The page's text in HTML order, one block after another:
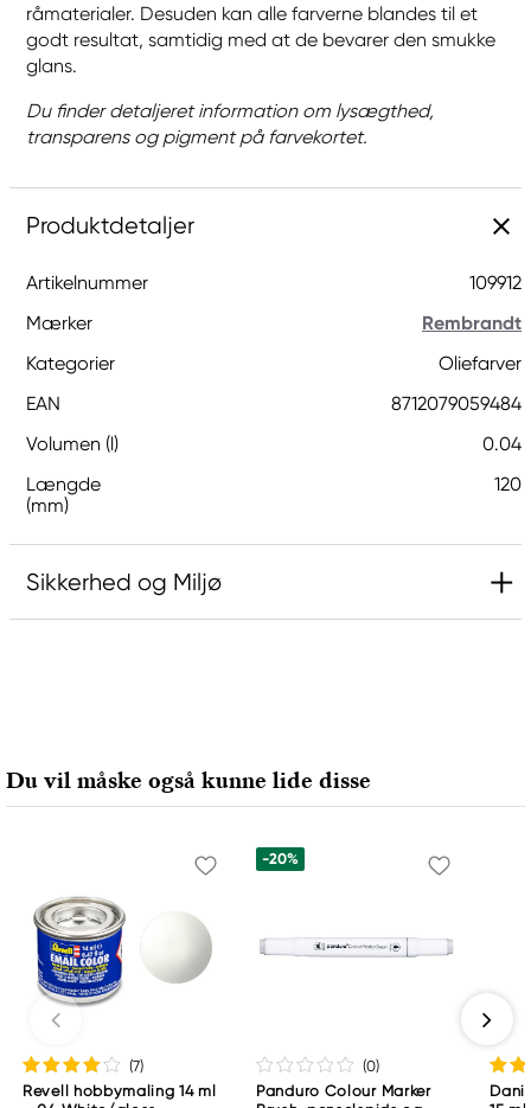
råmaterialer. Desuden kan alle farverne blandes til et
godt resultat, samtidig med at de bevarer den smukke
glans.
Du finder detaljeret information om lysægthed,
transparens og pigment på farvekortet.
Produktdetaljer
Artikelnummer
109912
Mærker
Rembrandt
Kategorier
Oliefarver
EAN
8712079059484
Volumen (l)
0.04
Længde
(mm)
120
Sikkerhed og Miljø
7311 PD Apeldoorn, Netherlands
info@royaltalens.com
Du vil måske også kunne lide disse
(7)
Revell hobbymaling 14 ml
-20%
(0)
Panduro Colour Marker